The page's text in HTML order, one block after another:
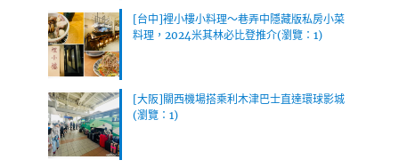
[台中]裡小樓小料理～巷弄中隱藏版私房小菜
料理，2024米其林必比登推介(瀏覽：1)
[大阪]關西機場搭乘利木津巴士直達環球影城
(瀏覽：1)